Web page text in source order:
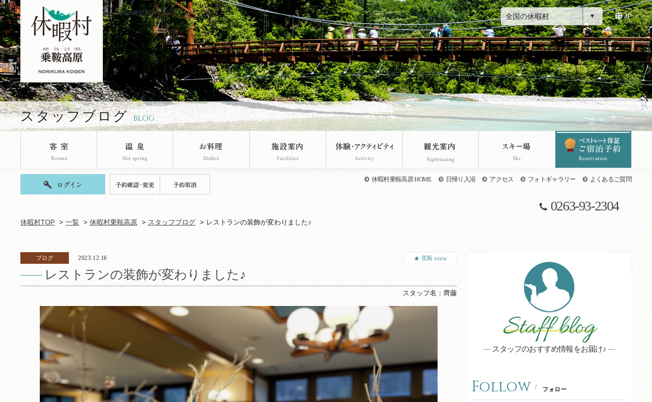
休暇村乗鞍高原のブログページです。 全国の休暇村 JP
スタッフブログ BLOG
休暇村乗鞍高原 HOME 日帰り入浴 アクセス フォトギャラリー よくあるご質問
0263-93-2304
休暇村TOP 一覧 休暇村乗鞍高原 スタッフブログ レストランの装飾が変わりました♪
ブログ 2023.12.16
レストランの装飾が変わりました♪
836 view
スタッフ名： 齊藤
Staff blog
スタッフのおすすめ情報をお届け♪
Follow フォロー